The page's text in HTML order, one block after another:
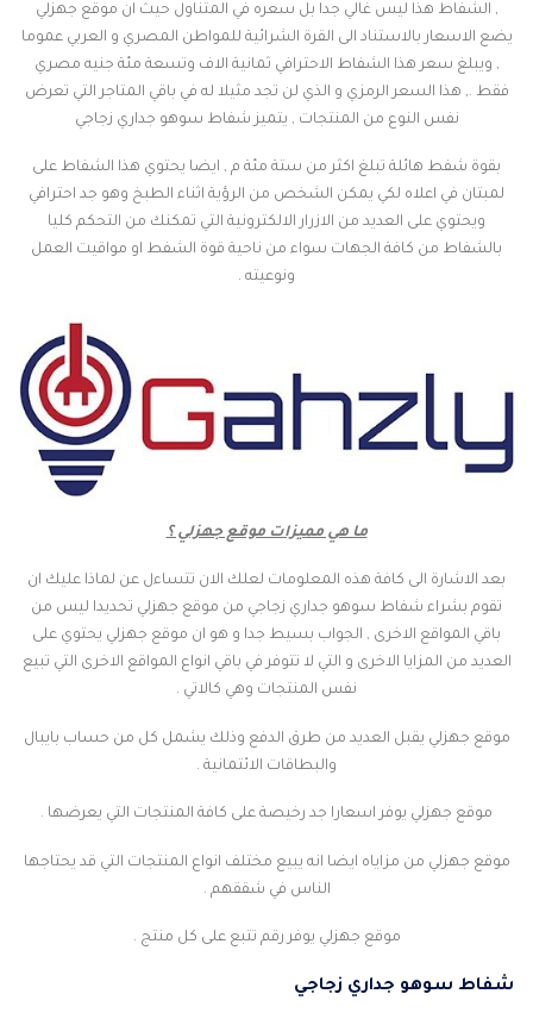
, الشفاط هذا ليس غالي جدا بل سعره في المتناول حيث ان موقع جهزلي
يضع الاسعار بالاستناد الى القرة الشرائية للمواطن المصري و العربي عموما
, ويبلغ سعر هذا الشفاط الاحترافي ثمانية الاف وتسعة مئة جنيه مصري
فقط ., هذا السعر الرمزي و الذي لن تجد مثيلا له في باقي المتاجر التي تعرض
نفس النوع من المنتجات , يتميز شفاط سوهو جداري زجاجي
بقوة شفط هائلة تبلغ اكثر من ستة مئة م , ايضا يحتوي هذا الشفاط على
لمبتان في اعلاه لكي يمكن الشخص من الرؤية اثناء الطبخ وهو جد احترافي
ويحتوي على العديد من الازرار الالكترونية التي تمكنك من التحكم كليا
بالشفاط من كافة الجهات سواء من ناحية قوة الشفط او مواقيت العمل
ونوعيته .
ما هي مميزات موقع جهزلي ؟
بعد الاشارة الى كافة هذه المعلومات لعلك الان تتساءل عن لماذا عليك ان
تقوم بشراء شفاط سوهو جداري زجاجي من موقع جهزلي تحديدا ليس من
باقي المواقع الاخرى , الجواب بسيط جدا و هو ان موقع جهزلي يحتوي على
العديد من المزايا الاخرى و التي لا تتوفر في باقي انواع المواقع الاخرى التي تبيع
نفس المنتجات وهي كالاتي .
موقع جهزلي يقبل العديد من طرق الدفع وذلك يشمل كل من حساب بايبال
والبطاقات الائتمانية .
موقع جهزلي يوفر اسعارا جد رخيصة على كافة المنتجات التي يعرضها .
موقع جهزلي من مزاياه ايضا انه يبيع مختلف انواع المنتجات التي قد يحتاجها
الناس في شققهم .
موقع جهزلي يوفر رقم تتبع على كل منتج .
شفاط سوهو جداري زجاجي